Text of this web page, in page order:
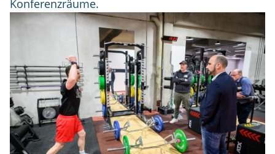
Konferenzräume.